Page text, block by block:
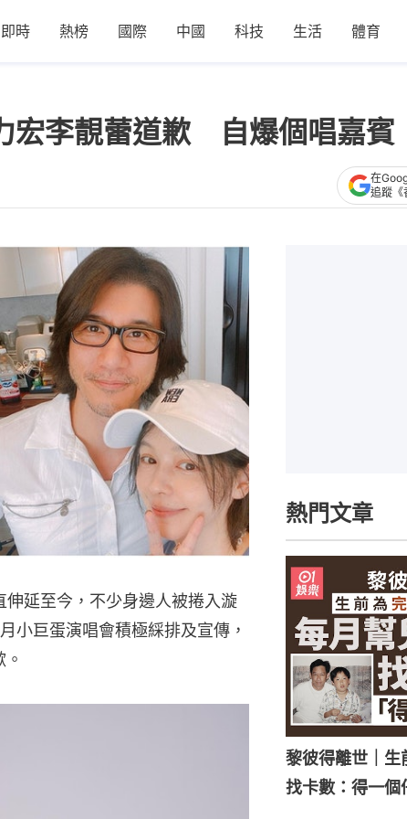
即時 熱榜 國際 中國 科技 生活 體育
宏李靚蕾道歉 自爆個唱嘉賓
在
追蹤《
延至今，不少身邊人被捲入漩
小巨蛋演唱會積極綵排及宣傳，
熱門文章
黎彼得離世｜
找卡數：得一個